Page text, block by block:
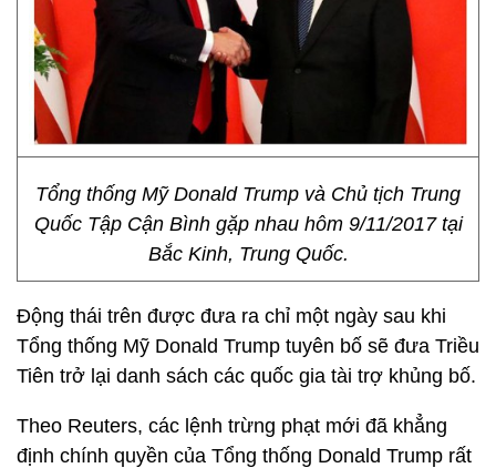
Tổng thống Mỹ Donald Trump và Chủ tịch Trung
Quốc Tập Cận Bình gặp nhau hôm 9/11/2017 tại
Bắc Kinh, Trung Quốc.
Động thái trên được đưa ra chỉ một ngày sau khi
Tổng thống Mỹ Donald Trump tuyên bố sẽ đưa Triều
Tiên trở lại danh sách các quốc gia tài trợ khủng bố.
Theo Reuters, các lệnh trừng phạt mới đã khẳng
định chính quyền của Tổng thống Donald Trump rất